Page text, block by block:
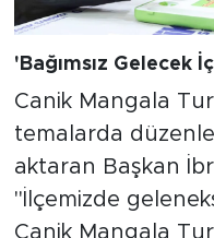
'Bağımsız Gelecek
Canik Mangala
temalarda
aktaran Başkan
"İlçemizde
Canik Mangala